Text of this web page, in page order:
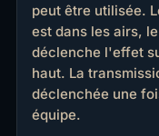
peut être utilisée.
est dans les airs,
déclenche l'effet
haut. La
déclenchée une
équipe.